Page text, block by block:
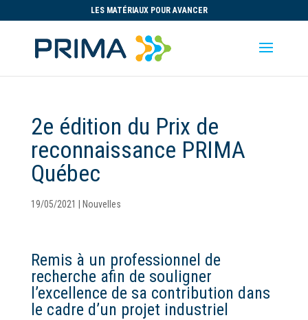
LES MATÉRIAUX POUR AVANCER
2e édition du Prix de
reconnaissance PRIMA
Québec
19/05/2021 Nouvelles
Remis à un professionnel de
recherche afin de souligner
l’excellence de sa contribution dans
le cadre d’un projet industriel